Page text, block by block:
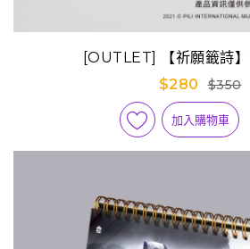
[OUTLET] 【祈願籤詩
$280
$350
加入購物車